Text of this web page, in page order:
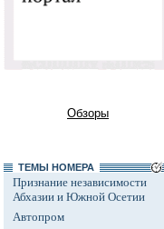
Обзоры
ТЕМЫ НОМЕРА
Признание независимости
Абхазии и Южной Осетии
Автопром